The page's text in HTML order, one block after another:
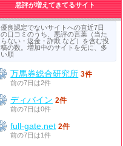
悪評が増えてきてるサイト
優良認定でないサイトへの直近7日
の口コミのうち、悪評の言葉（当た
らない・返金・詐欺 など）を含む投
稿の数。増加中のサイトを先に、多
い順
万馬券総合研究所 3件
前の7日は2件
ディバイン 2件
前の7日は0件
full-gate.net 2件
前の7日は1件